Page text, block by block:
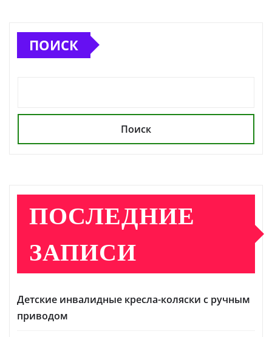
ПОИСК
Поиск
ПОСЛЕДНИЕ
ЗАПИСИ
Детские инвалидные кресла-коляски с ручным
приводом